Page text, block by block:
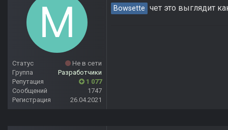
Статус
Не в сети
Группа
Разработчики
Репутация
1 077
Сообщений
1747
Регистрация
26.04.2021
Bowsette чет это выглядит